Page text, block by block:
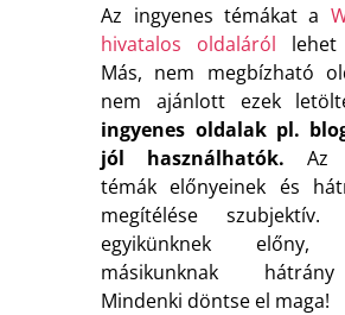
Az ingyenes témákat a
hivatalos oldaláról lehet
Más, nem megbízható
nem ajánlott ezek
ingyenes oldalak pl.
jól használhatók. Az
témák előnyeinek és
megítélése
egyikünknek
másikunknak
Mindenki döntse el maga!